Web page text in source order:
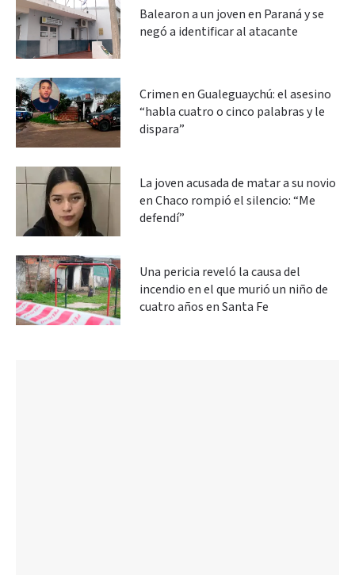
Balearon a un joven en Paraná y se
negó a identificar al atacante
Crimen en Gualeguaychú: el asesino
“habla cuatro o cinco palabras y le
dispara”
La joven acusada de matar a su novio
en Chaco rompió el silencio: “Me
defendí”
Una pericia reveló la causa del
incendio en el que murió un niño de
cuatro años en Santa Fe